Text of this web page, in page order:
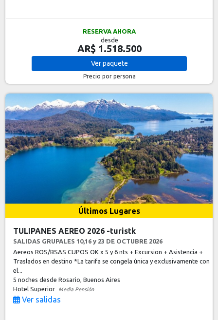
RESERVA AHORA
desde
AR$ 1.518.500
Verpaquete
Precio por persona
Últimos Lugares
TULIPANES AEREO 2026 -turistk
SALIDAS GRUPALES 10,16 y 23 DE OCTUBRE 2026
Aereos ROS/BSAS CUPOS OK x 5 y 6 nts + Excursion + Asistencia +
Traslados en destino *La tarifa se congela única y exclusivamente con
el...
5 nochesdesde Rosario, Buenos Aires
Hotel Superior
Media Pensión
Ver salidas